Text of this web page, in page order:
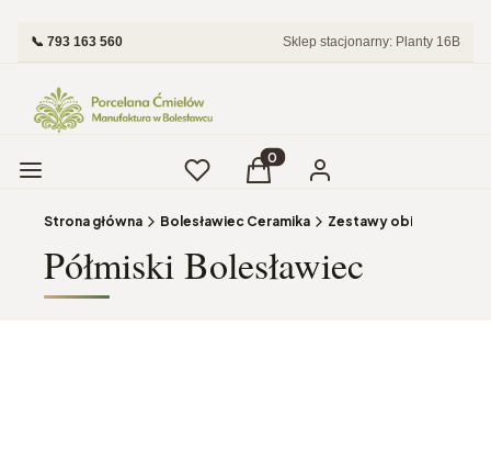
📞 793 163 560 Sklep stacjonarny: Planty 16B
Menu UlubioneProdukty w koszyku: 0.
Koszyk Zaloguj się
Strona główna Bolesławiec Ceramika
Półmiski Bolesławiec